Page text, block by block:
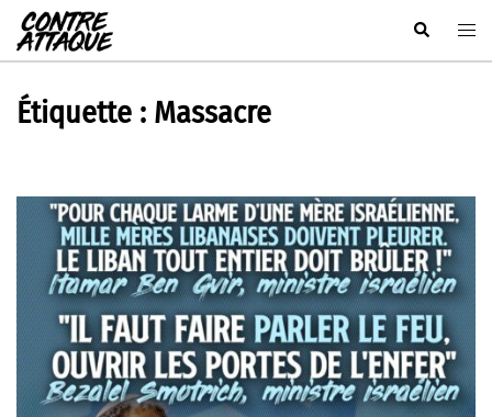
Aller
au
contenu
Rechercher
Étiquette : Massacre